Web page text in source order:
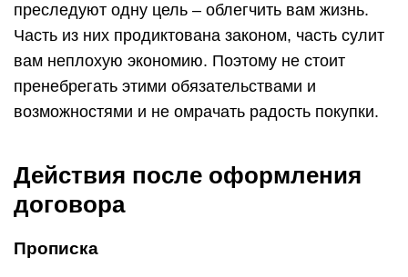
преследуют одну цель – облегчить вам жизнь.
Часть из них продиктована законом, часть сулит
вам неплохую экономию. Поэтому не стоит
пренебрегать этими обязательствами и
возможностями и не омрачать радость покупки.
Действия после оформления
договора
Прописка